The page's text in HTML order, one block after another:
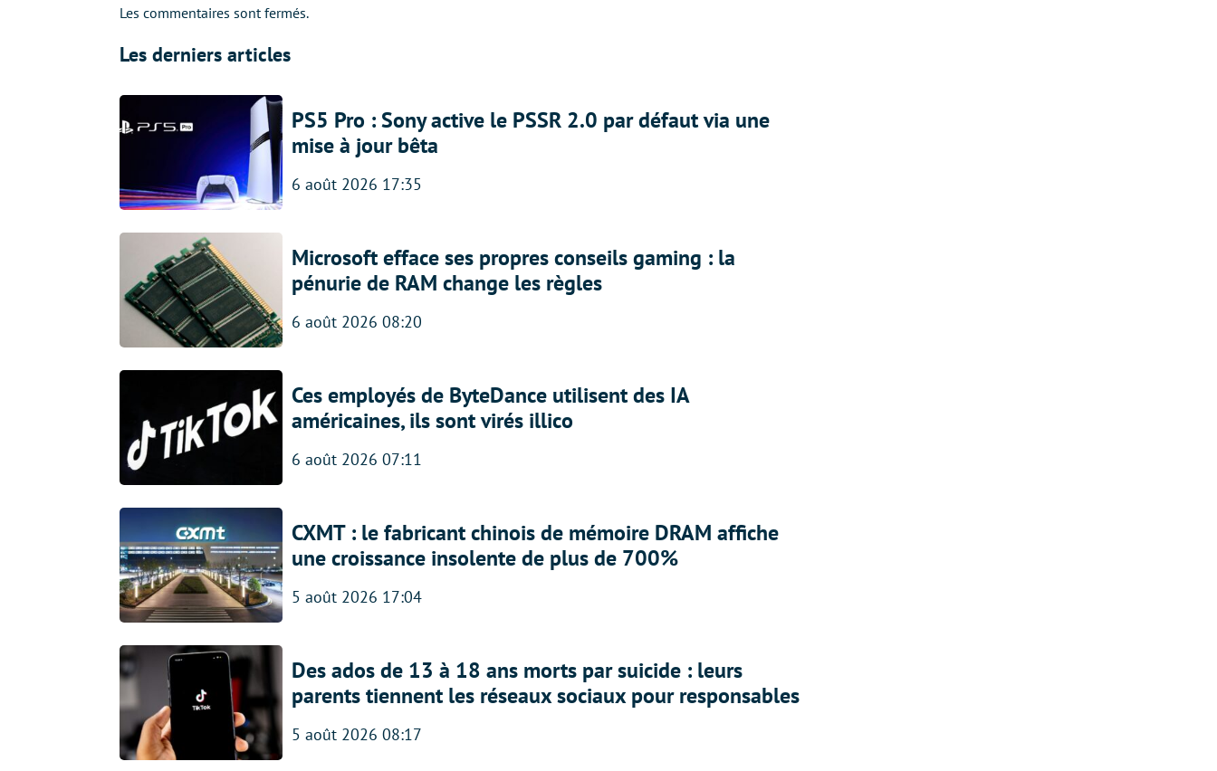
Les commentaires sont fermés.
Les derniers articles
PS5 Pro : Sony active le PSSR 2.0 par défaut via une
mise à jour bêta
6 août 2026 17:35
Microsoft efface ses propres conseils gaming : la
pénurie de RAM change les règles
6 août 2026 08:20
Ces employés de ByteDance utilisent des IA
américaines, ils sont virés illico
6 août 2026 07:11
CXMT : le fabricant chinois de mémoire DRAM affiche
une croissance insolente de plus de 700%
5 août 2026 17:04
Des ados de 13 à 18 ans morts par suicide : leurs
parents tiennent les réseaux sociaux pour responsables
5 août 2026 08:17